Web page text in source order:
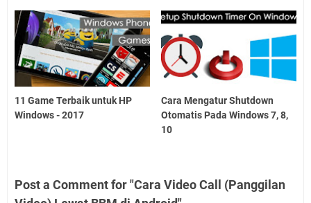
11 Game Terbaik untuk HP
Windows - 2017
Cara Mengatur Shutdown
Otomatis Pada Windows 7, 8,
10
Post a Comment for "Cara Video Call (Panggilan